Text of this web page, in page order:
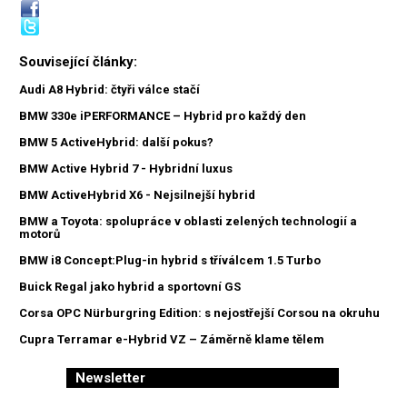
Související články:
Audi A8 Hybrid: čtyři válce stačí
BMW 330e iPERFORMANCE – Hybrid pro každý den
BMW 5 ActiveHybrid: další pokus?
BMW Active Hybrid 7 - Hybridní luxus
BMW ActiveHybrid X6 - Nejsilnejší hybrid
BMW a Toyota: spolupráce v oblasti zelených technologií a
motorů
BMW i8 Concept:Plug-in hybrid s tříválcem 1.5 Turbo
Buick Regal jako hybrid a sportovní GS
Corsa OPC Nürburgring Edition: s nejostřejší Corsou na okruhu
Cupra Terramar e-Hybrid VZ – Záměrně klame tělem
Newsletter